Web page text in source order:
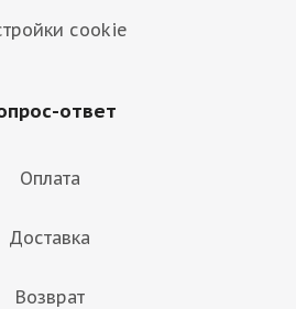
cookie
ответ
Оплата
Доставка
Возврат